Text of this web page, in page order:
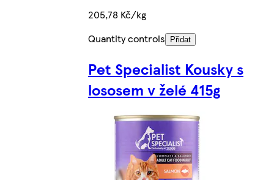
205,78 Kč/kg
Quantity controls
Přidat
Pet Specialist Kousky s
lososem v želé 415g